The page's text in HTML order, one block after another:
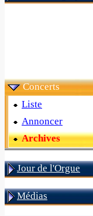
Concerts
Liste
Annoncer
Archives
Jour de l'Orgue
Médias